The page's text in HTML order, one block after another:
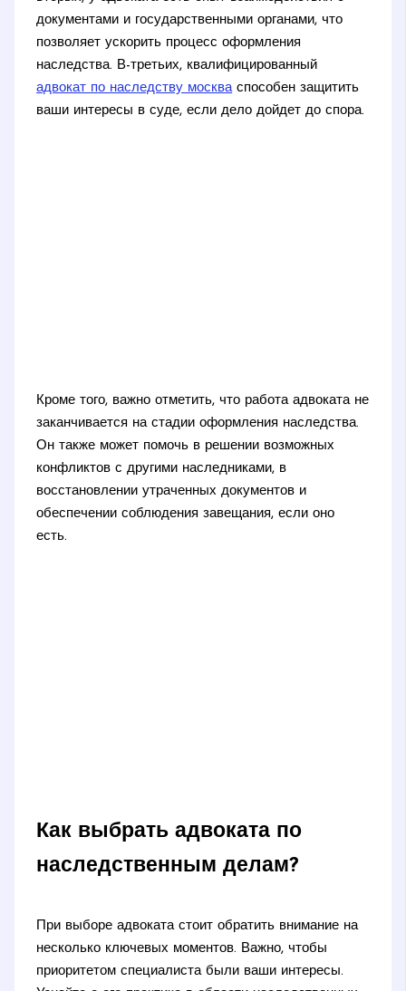
документами и государственными органами, что
позволяет ускорить процесс оформления
наследства. В-третьих, квалифицированный
адвокат по наследству москваспособен защитить
ваши интересы в суде, если дело дойдет до спора.
Кроме того, важно отметить, что работа адвоката не
заканчивается на стадии оформления наследства.
Он также может помочь в решении возможных
конфликтов с другими наследниками, в
восстановлении утраченных документов и
обеспечении соблюдения завещания, если оно
есть.
Как выбрать адвоката по
наследственным делам?
При выборе адвоката стоит обратить внимание на
несколько ключевых моментов. Важно, чтобы
приоритетом специалиста были ваши интересы.